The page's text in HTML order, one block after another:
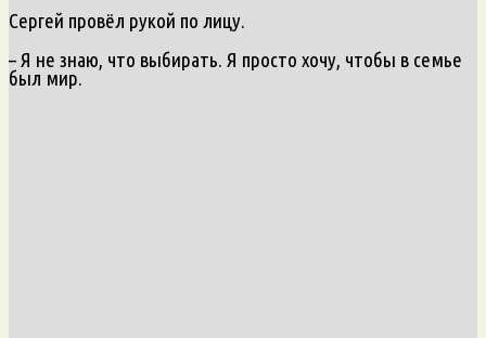
Сергей провёл рукой по лицу.
– Я не знаю, что выбирать. Я просто хочу, чтобы в семье
был мир.